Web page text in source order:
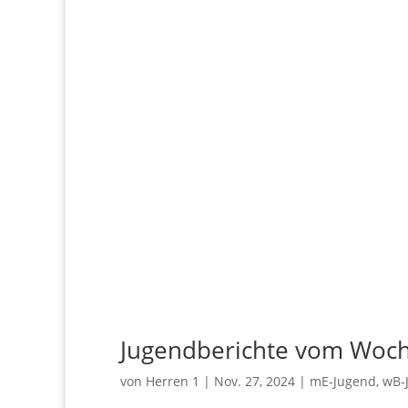
Jugendberichte vom
von Herren 1 | Nov. 27, 2024 | mE-Jugend,